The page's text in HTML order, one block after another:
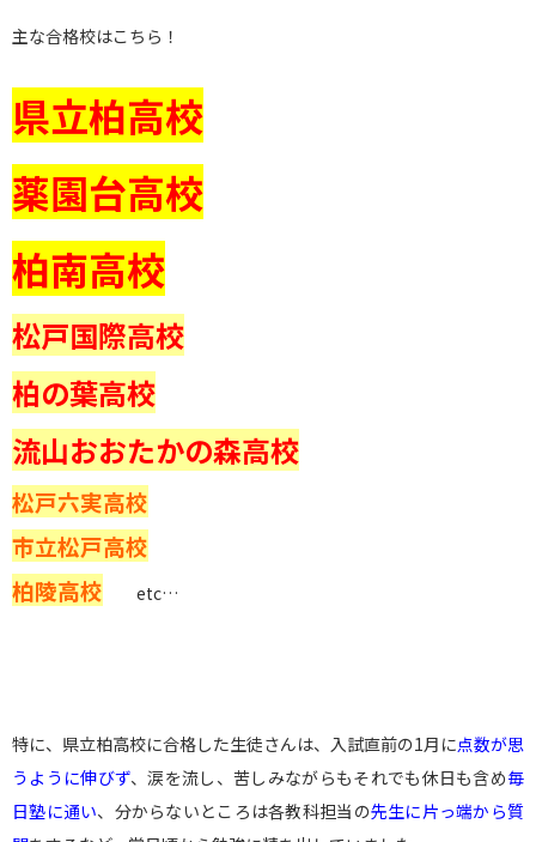
主な合格校はこちら！
県立柏高校
薬園台高校
柏南高校
松戸国際高校
柏の葉高校
流山おおたかの森高校
松戸六実高校
市立松戸高校
柏陵高校 etc…
特に、県立柏高校に合格した生徒さんは、入試直前の1月に点数が思
うように伸びず、涙を流し、苦しみながらもそれでも休日も含め毎
日塾に通い、分からないところは各教科担当の先生に片っ端から質